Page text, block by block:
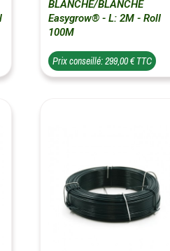
BLANCHE/BLANCHE
Easygrow® - L: 2M - Roll
100M
Prix conseillé: 299,00 € TTC